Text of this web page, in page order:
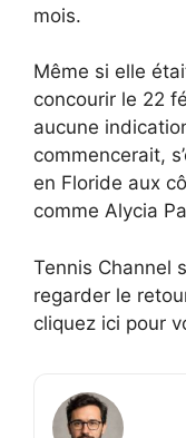
mois.
Même si elle
concourir le 22
aucune
commencerait,
en Floride aux
comme Alycia
Tennis Channel
regarder le
cliquez ici pour